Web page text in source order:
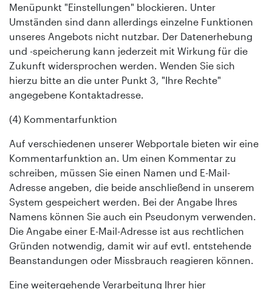
Menüpunkt "Einstellungen" blockieren. Unter
Umständen sind dann allerdings einzelne Funktionen
unseres Angebots nicht nutzbar. Der Datenerhebung
und -speicherung kann jederzeit mit Wirkung für die
Zukunft widersprochen werden. Wenden Sie sich
hierzu bitte an die unter Punkt 3, "Ihre Rechte"
angegebene Kontaktadresse.
(4) Kommentarfunktion
Auf verschiedenen unserer Webportale bieten wir eine
Kommentarfunktion an. Um einen Kommentar zu
schreiben, müssen Sie einen Namen und E-Mail-
Adresse angeben, die beide anschließend in unserem
System gespeichert werden. Bei der Angabe Ihres
Namens können Sie auch ein Pseudonym verwenden.
Die Angabe einer E-Mail-Adresse ist aus rechtlichen
Gründen notwendig, damit wir auf evtl. entstehende
Beanstandungen oder Missbrauch reagieren können.
Eine weitergehende Verarbeitung Ihrer hier